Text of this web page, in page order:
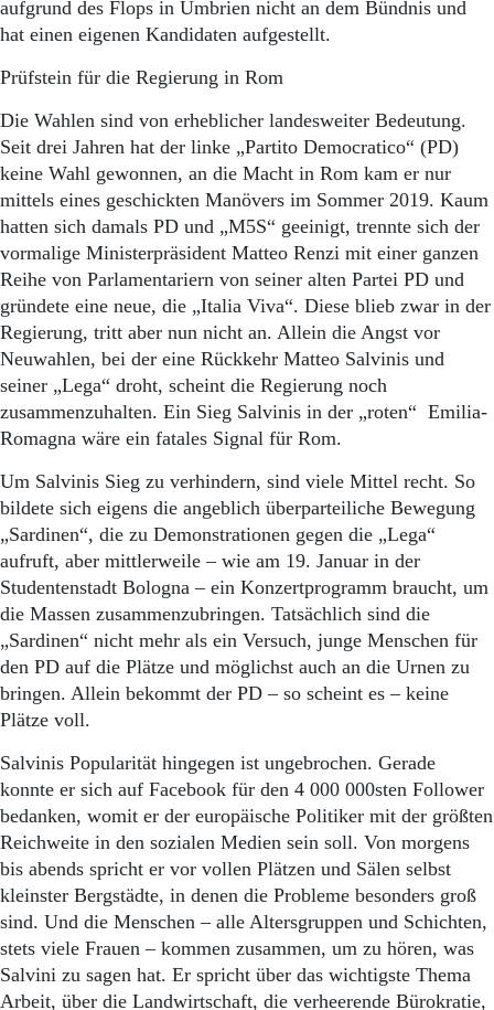
aufgrund des Flops in Umbrien nicht an dem Bündnis und
hat einen eigenen Kandidaten aufgestellt.
Prüfstein für die Regierung in Rom
Die Wahlen sind von erheblicher landesweiter Bedeutung.
Seit drei Jahren hat der linke „Partito Democratico“ (PD)
keine Wahl gewonnen, an die Macht in Rom kam er nur
mittels eines geschickten Manövers im Sommer 2019. Kaum
hatten sich damals PD und „M5S“ geeinigt, trennte sich der
vormalige Ministerpräsident Matteo Renzi mit einer ganzen
Reihe von Parlamentariern von seiner alten Partei PD und
gründete eine neue, die „Italia Viva“. Diese blieb zwar in der
Regierung, tritt aber nun nicht an. Allein die Angst vor
Neuwahlen, bei der eine Rückkehr Matteo Salvinis und
seiner „Lega“ droht, scheint die Regierung noch
zusammenzuhalten. Ein Sieg Salvinis in der „roten“ Emilia-
Romagna wäre ein fatales Signal für Rom.
Um Salvinis Sieg zu verhindern, sind viele Mittel recht. So
bildete sich eigens die angeblich überparteiliche Bewegung
„Sardinen“, die zu Demonstrationen gegen die „Lega“
aufruft, aber mittlerweile – wie am 19. Januar in der
Studentenstadt Bologna – ein Konzertprogramm braucht, um
die Massen zusammenzubringen. Tatsächlich sind die
„Sardinen“ nicht mehr als ein Versuch, junge Menschen für
den PD auf die Plätze und möglichst auch an die Urnen zu
bringen. Allein bekommt der PD – so scheint es – keine
Plätze voll.
Salvinis Popularität hingegen ist ungebrochen. Gerade
konnte er sich auf Facebook für den 4 000 000sten Follower
bedanken, womit er der europäische Politiker mit der größten
Reichweite in den sozialen Medien sein soll. Von morgens
bis abends spricht er vor vollen Plätzen und Sälen selbst
kleinster Bergstädte, in denen die Probleme besonders groß
sind. Und die Menschen – alle Altersgruppen und Schichten,
stets viele Frauen – kommen zusammen, um zu hören, was
Salvini zu sagen hat. Er spricht über das wichtigste Thema
Arbeit, über die Landwirtschaft, die verheerende Bürokratie,